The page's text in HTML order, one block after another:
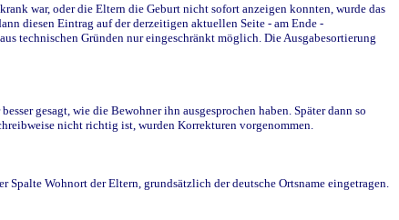
war, oder die Eltern die Geburt nicht sofort anzeigen konnten, wurde das
diesen Eintrag auf der derzeitigen aktuellen Seite - am Ende -
technischen Gründen nur eingeschränkt möglich. Die Ausgabesortierung
gesagt, wie die Bewohner ihn ausgesprochen haben. Später dann so
nicht richtig ist, wurden Korrekturen vorgenommen.
Wohnort der Eltern, grundsätzlich der deutsche Ortsname eingetragen.